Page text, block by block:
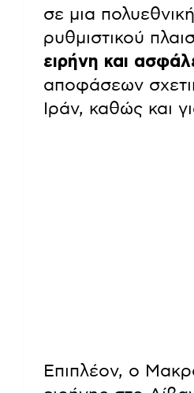
σε μια
ρυθμιστικού
ειρήνη και
αποφάσεων
Ιράν, καθώς και
Επιπλέον, ο